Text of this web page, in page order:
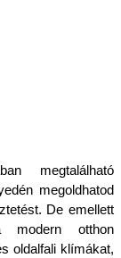
megtalálható
megoldhatod
De emellett
otthon
oldalfali klímákat,